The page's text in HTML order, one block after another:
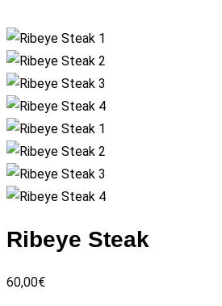
Zoom
Ribeye Steak
60,00€